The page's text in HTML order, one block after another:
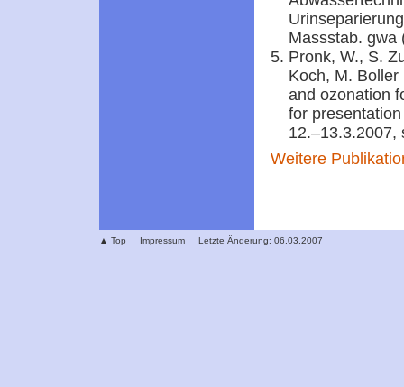
Massstab. gwa
Pronk, W., S.
Koch, M.
and ozonation
for
12.–13.3.2007,
Weitere
▲ Top Impressum Letzte Änderung: 06.03.2007